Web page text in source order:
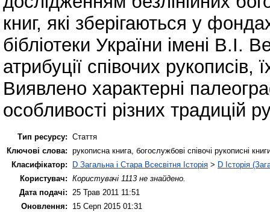
книг, які зберігаються у
бібліотеки України імені В.І.
атрибуції співочих рукописів,
Виявлено характерні
особливості різних традицій
Тип ресурсу: Стаття
Ключові слова: рукописна книга, богослужбові співочі рукописні
Класифікатор:
D Загальна і Стара Всесвітня Історія > D Історія
Користувач: Користувачі 1113 не знайдено.
Дата подачі:
25 Трав 2011 11:51
Оновлення:
15 Серп 2015 01:31